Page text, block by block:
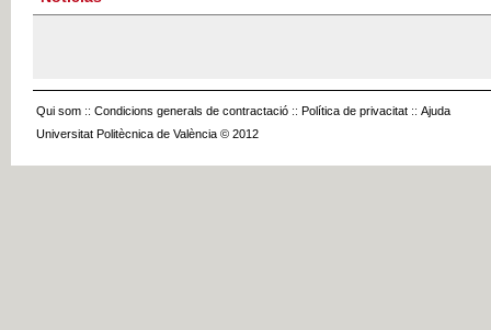
Qui som :: Condicions generals de contractació :: Política de privacitat :: Ajuda
Universitat Politècnica de València © 2012